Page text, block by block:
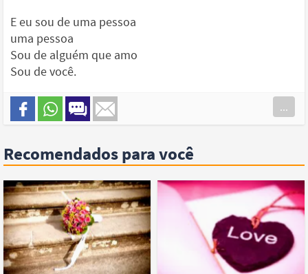
E eu sou de uma pessoa
uma pessoa
Sou de alguém que amo
Sou de você.
...
Recomendados para você